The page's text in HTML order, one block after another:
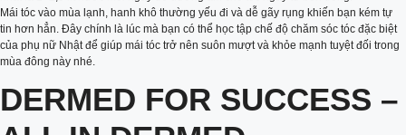
Mái tóc vào mùa lạnh, hanh khô thường yếu đi và dễ gãy rụng khiến bạn kém tự
tin hơn hẳn. Đây chính là lúc mà bạn có thể học tập chế độ chăm sóc tóc đặc biệt
của phụ nữ Nhật để giúp mái tóc trở nên suôn mượt và khỏe mạnh tuyệt đối trong
mùa đông này nhé.
DERMED FOR SUCCESS –